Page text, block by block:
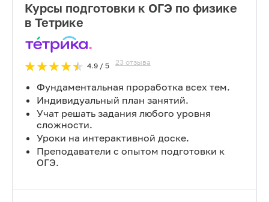
Курсы подготовки к ОГЭ по физике
в Тетрике
4.9/ 5 23 отзыва
Фундаментальная проработка всех тем.
Индивидуальный план занятий.
Учат решать задания любого уровня
сложности.
Уроки на интерактивной доске.
Преподаватели с опытом подготовки к
ОГЭ.